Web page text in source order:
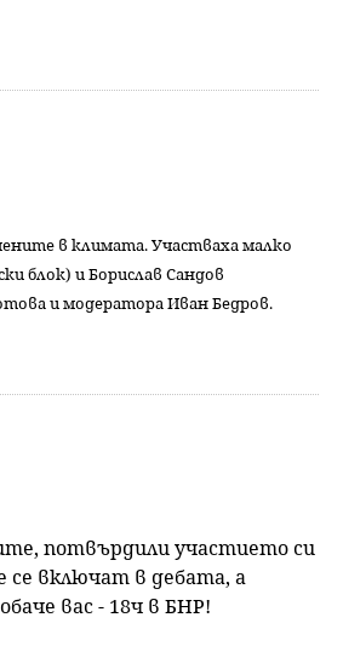
в климата. Участваха малко
блок) и Борислав Сандов
и модератора Иван Бедров.
потвърдили участието си
се включат в дебата, а
вас - 18ч в БНР!